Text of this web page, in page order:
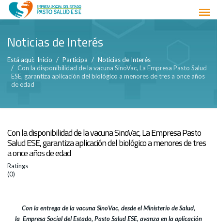
Noticias de Interés
Está aquí: Inicio Participa
Noticias de Interés
Con la disponibilidad de la vacuna SinoVac, La Empresa Pasto Salud
ESE, garantiza aplicación del biológico a menores de tres a once años
de edad
Con la disponibilidad de la vacuna SinoVac, La Empresa Pasto
Salud ESE, garantiza aplicación del biológico a menores de tres
a once años de edad
Ratings
(0)
Con la entrega de la vacuna SinoVac, desde el Ministerio de Salud,
la Empresa Social del Estado, Pasto Salud ESE, avanza en la aplicación